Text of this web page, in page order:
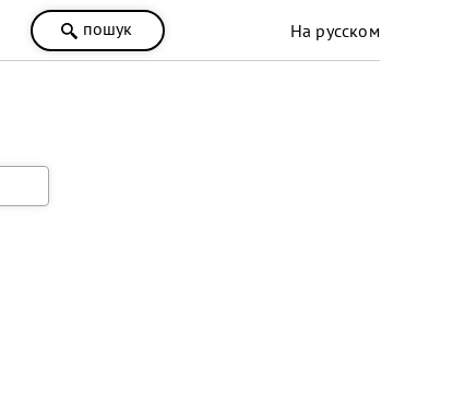
пошук На русском